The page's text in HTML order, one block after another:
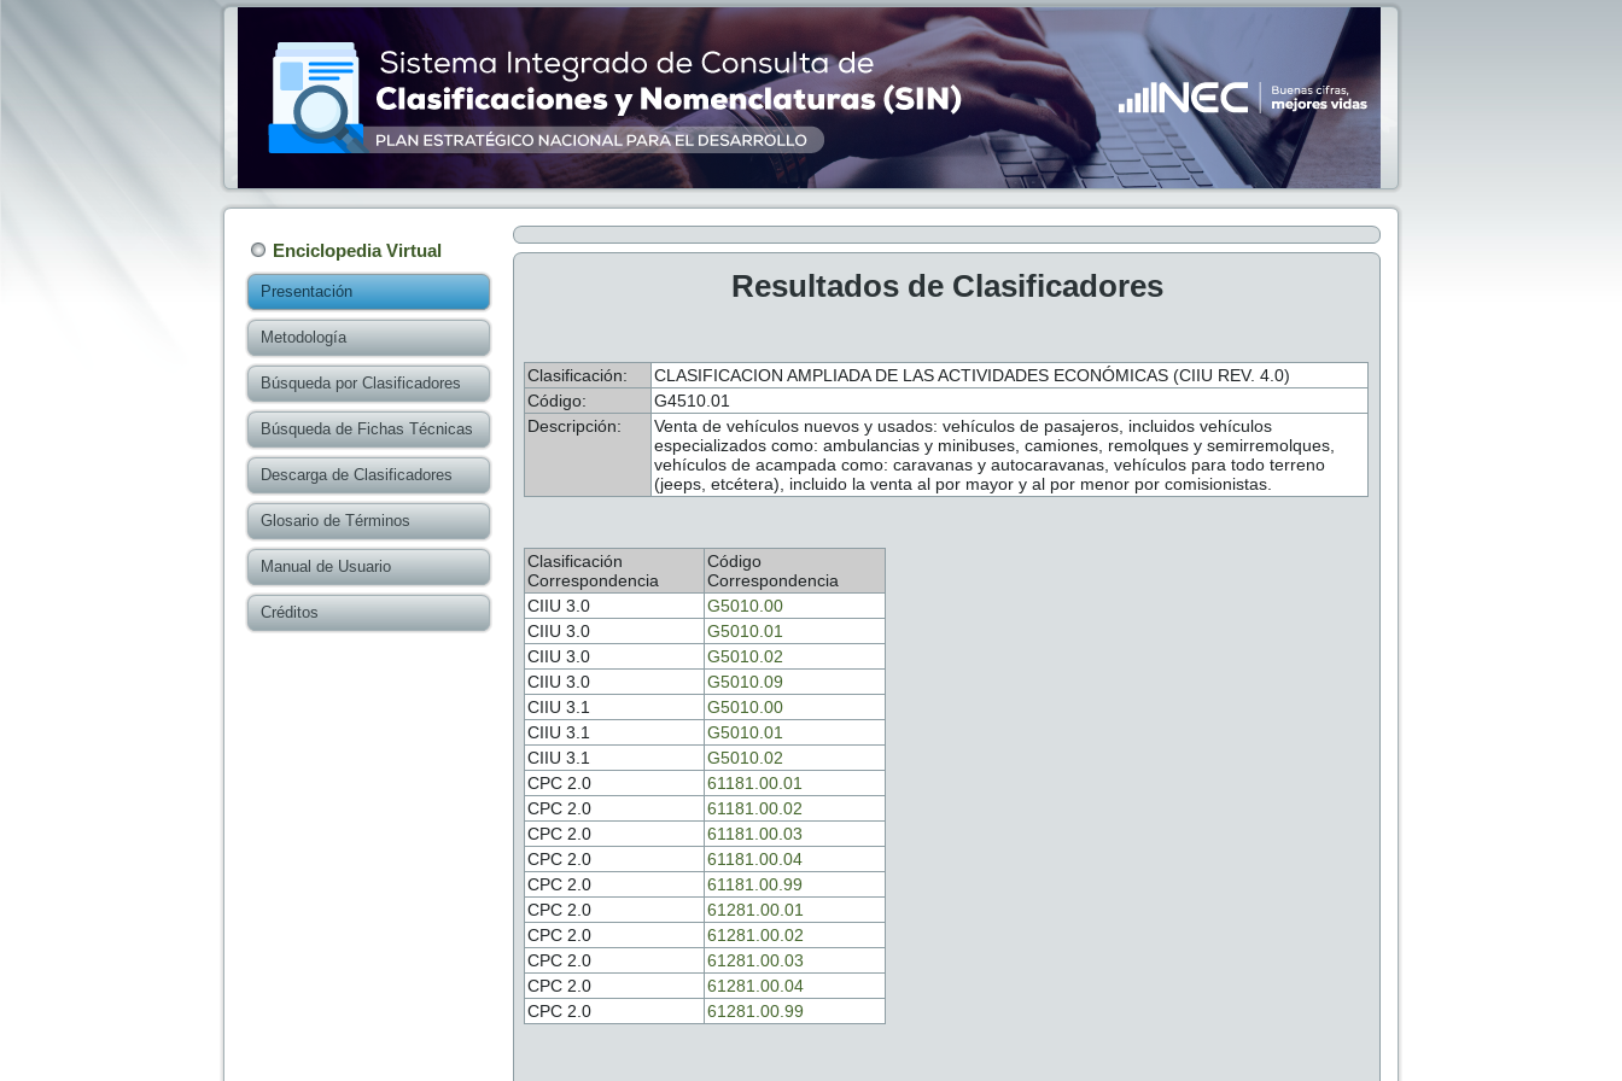
Enciclopedia Virtual
Presentación
Metodología
Búsqueda por Clasificadores
Búsqueda de Fichas Técnicas
Descarga de Clasificadores
Glosario de Términos
Manual de Usuario
Créditos
Resultados de Clasificadores
Clasificación:
CLASIFICACION AMPLIADA DE LAS ACTIVIDADES ECONÓMICAS (CIIU REV. 4.0)
Código:
G4510.01
Descripción:
Venta de vehículos nuevos y usados: vehículos de pasajeros, incluidos vehículos
especializados como: ambulancias y minibuses, camiones, remolques y semirremolques,
vehículos de acampada como: caravanas y autocaravanas, vehículos para todo terreno
(jeeps, etcétera), incluido la venta al por mayor y al por menor por comisionistas.
Clasificación
Correspondencia
Código
Correspondencia
CIIU 3.0
G5010.00
CIIU 3.0
G5010.01
CIIU 3.0
G5010.02
CIIU 3.0
G5010.09
CIIU 3.1
G5010.00
CIIU 3.1
G5010.01
CIIU 3.1
G5010.02
CPC 2.0
61181.00.01
CPC 2.0
61181.00.02
CPC 2.0
61181.00.03
CPC 2.0
61181.00.04
CPC 2.0
61181.00.99
CPC 2.0
61281.00.01
CPC 2.0
61281.00.02
CPC 2.0
61281.00.03
CPC 2.0
61281.00.04
CPC 2.0
61281.00.99